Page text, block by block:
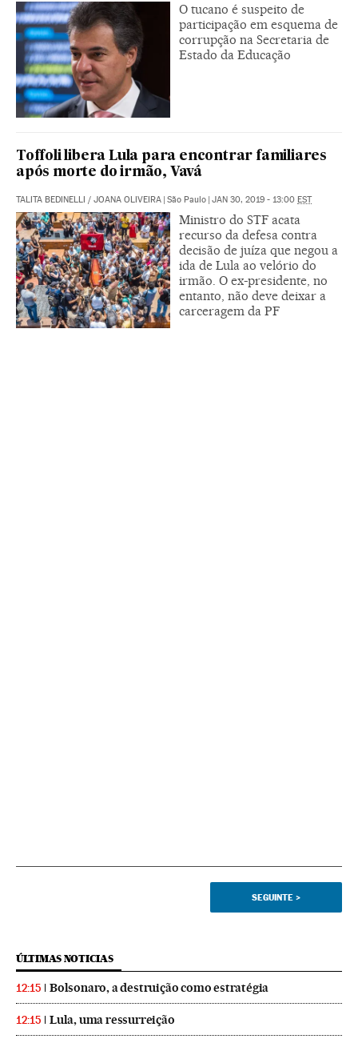
O tucano é suspeito de
participação em esquema de
corrupção na Secretaria de
Estado da Educação
Toffoli libera Lula para encontrar familiares
após morte do irmão, Vavá
TALITA BEDINELLI / JOANA OLIVEIRA | São Paulo | JAN 30, 2019 - 13:00 EST
Ministro do STF acata
recurso da defesa contra
decisão de juíza que negou a
ida de Lula ao velório do
irmão. O ex-presidente, no
entanto, não deve deixar a
carceragem da PF
SEGUINTE >
ÚLTIMAS NOTICIAS
12:15 Bolsonaro, a destruição como estratégia
12:15 Lula, uma ressurreição